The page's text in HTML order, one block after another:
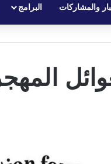
والمشاركات البرامج